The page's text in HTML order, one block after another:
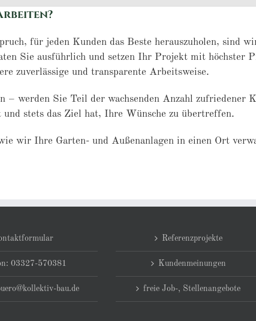
für jeden Kunden das Beste herauszuholen, sind
Sie ausführlich und setzen Ihr Projekt mit höchster
zuverlässige und transparente Arbeitsweise.
– werden Sie Teil der wachsenden Anzahl zufriedener
stets das Ziel hat, Ihre Wünsche zu übertreffen.
wir Ihre Garten- und Außenanlagen in einen Ort
03327-570381
bau.de
Referenzprojekte
Kundenmeinungen
freie Job-, Stellenangebote